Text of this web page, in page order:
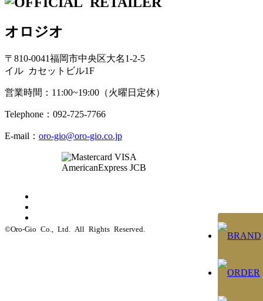
オロジオ
〒810-0041福岡市中央区大名1-2-5
イル カセットビル1F
営業時間：11:00~19:00（火曜日定休）
Telephone：092-725-7766
E-mail： oro-gio@oro-gio.co.jp
©Oro-Gio Co., Ltd. All Rights Reserved.